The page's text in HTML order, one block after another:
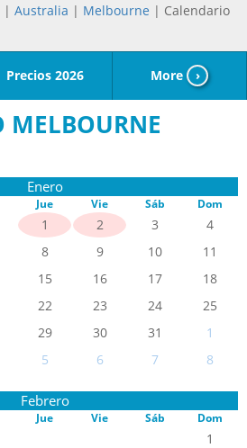
| Australia | Melbourne | Calendario
Precios 2026 More ›
MELBOURNE
Enero
Jue Vie Sáb Dom
1 2 3
4
8 9 10
11
15 16 17
18
22 23 24
25
29 30 31
1
5 6 7 8
Febrero
Jue Vie Sáb Dom
1